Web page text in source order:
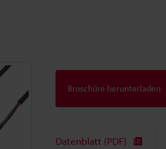
Broschüre herunterladen
Datenblatt (PDF)